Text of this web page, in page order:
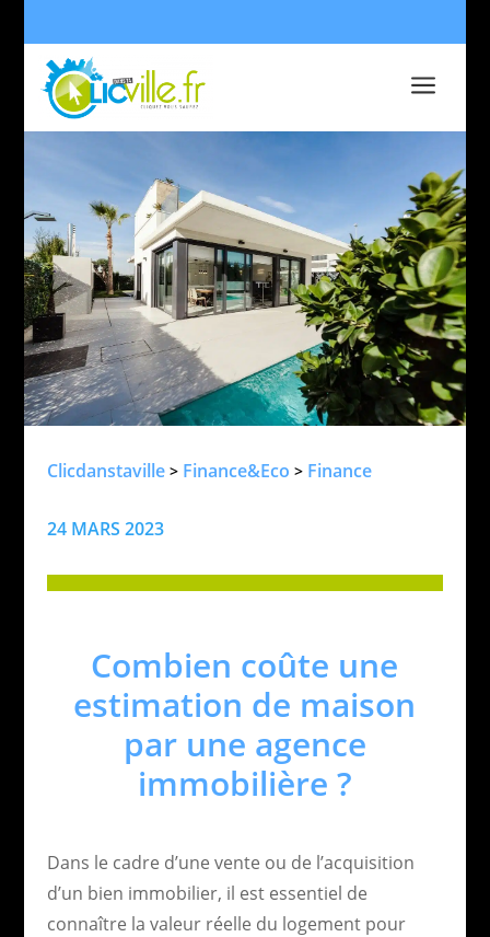
a
Clicdanstaville> Finance&Eco > Finance
24 MARS 2023
Combien coûte une
estimation de maison
par une agence
immobilière ?
Dans le cadre d’une vente ou de l’acquisition
d’un bien immobilier, il est essentiel de
connaître la valeur réelle du logement pour